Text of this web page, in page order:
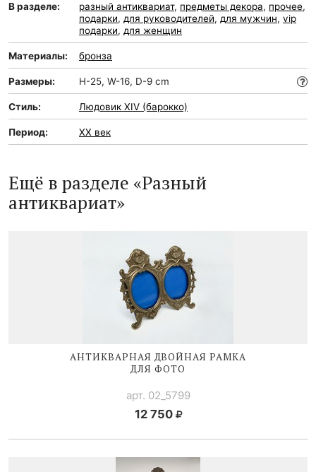
В разделе: разный антиквариат, предметы декора, прочее,
подарки, для руководителей, для мужчин, vip
подарки, для женщин
Материалы: бронза
Размеры: H-25, W-16, D-9 cm
Стиль: Людовик XIV (барокко)
Период: XX век
Ещё в разделе «Разный
антиквариат»
АНТИКВАРНАЯ ДВОЙНАЯ РАМКА
ДЛЯ ФОТО
арт. 02_5799
12 750